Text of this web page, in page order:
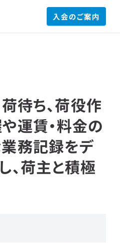
入会のご案内
待ち、荷役作
運賃・料金の
務記録をデ
、荷主と積極